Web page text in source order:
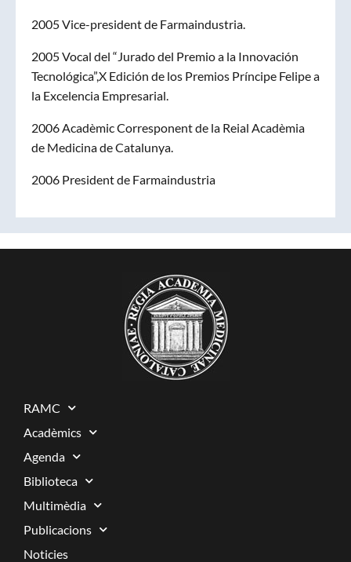
2005 Vice-president de Farmaindustria.
2005 Vocal del “Jurado del Premio a la Innovación
Tecnológica”,X Edición de los Premios Príncipe Felipe a
la Excelencia Empresarial.
2006 Acadèmic Corresponent de la Reial Acadèmia
de Medicina de Catalunya.
2006 President de Farmaindustria
RAMC
Acadèmics
Agenda
Biblioteca
Multimèdia
Publicacions
Noticies